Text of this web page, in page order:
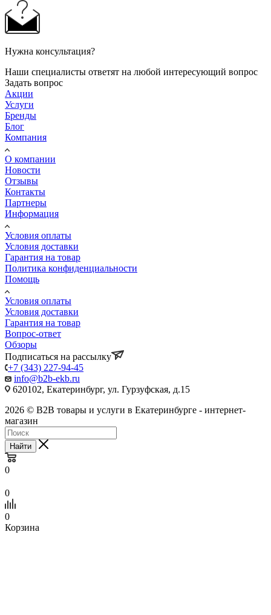
Нужна консультация?
Наши специалисты ответят на любой интересующий вопрос
Задать вопрос
Акции
Услуги
Бренды
Блог
Компания
О компании
Новости
Отзывы
Контакты
Партнеры
Информация
Условия оплаты
Условия доставки
Гарантия на товар
Политика конфиденциальности
Помощь
Условия оплаты
Условия доставки
Гарантия на товар
Вопрос-ответ
Обзоры
Подписаться на рассылку
+7 (343) 227-94-45
info@b2b-ekb.ru
620102, Екатеринбург, ул. Гурзуфская, д.15
2026 © B2B товары и услуги в Екатеринбурге - интернет-
магазин
Найти
0
0
0
Корзина